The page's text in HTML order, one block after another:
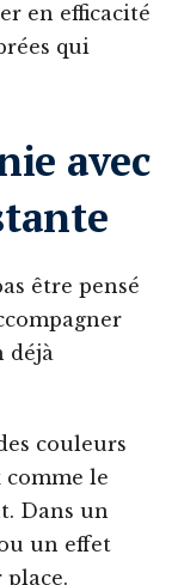
en efficacité
qui
avec
être pensé
déjà
couleurs
le
Dans un
un effet